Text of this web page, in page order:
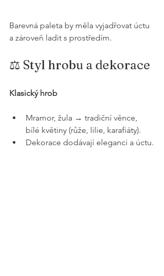
Barevná paleta by měla vyjadřovat úctu
a zároveň ladit s prostředím.
⚖️ Styl hrobu a dekorace
Klasický hrob
Mramor, žula → tradiční věnce,
bílé květiny (růže, lilie, karafiáty).
Dekorace dodávají eleganci a úctu.